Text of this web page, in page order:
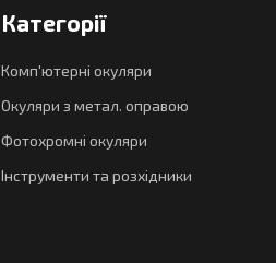
Категорії
Комп'ютерні окуляри
Окуляри з метал. оправою
Фотохромні окуляри
Інструменти та розхідники